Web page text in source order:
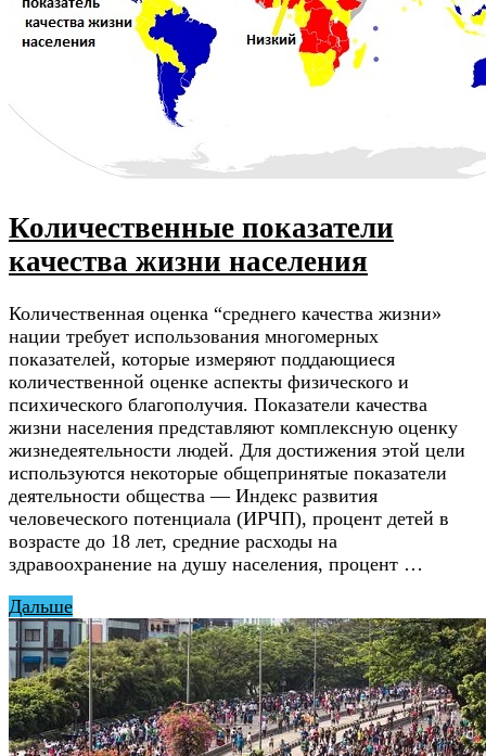
Количественные показатели
качества жизни населения
Количественная оценка “среднего качества жизни»
нации требует использования многомерных
показателей, которые измеряют поддающиеся
количественной оценке аспекты физического и
психического благополучия. Показатели качества
жизни населения представляют комплексную оценку
жизнедеятельности людей. Для достижения этой цели
используются некоторые общепринятые показатели
деятельности общества — Индекс развития
человеческого потенциала (ИРЧП), процент детей в
возрасте до 18 лет, средние расходы на
здравоохранение на душу населения, процент …
Дальше